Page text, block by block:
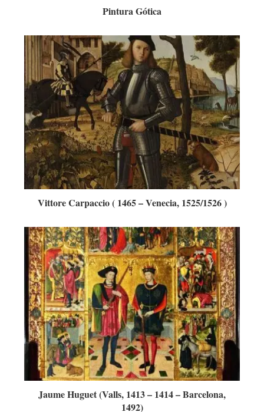
Pintura Gótica
Vittore Carpaccio ( 1465 – Venecia, 1525/1526 )
Jaume Huguet (Valls, 1413 – 1414 – Barcelona,
1492)